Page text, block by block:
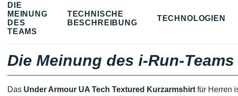
DIE
MEINUNG
DES
TEAMS
TECHNISCHE
BESCHREIBUNG
TECHNOLOGIEN
Die Meinung des i-Run-Teams
Das Under Armour UA Tech Textured Kurzarmshirt für Herren